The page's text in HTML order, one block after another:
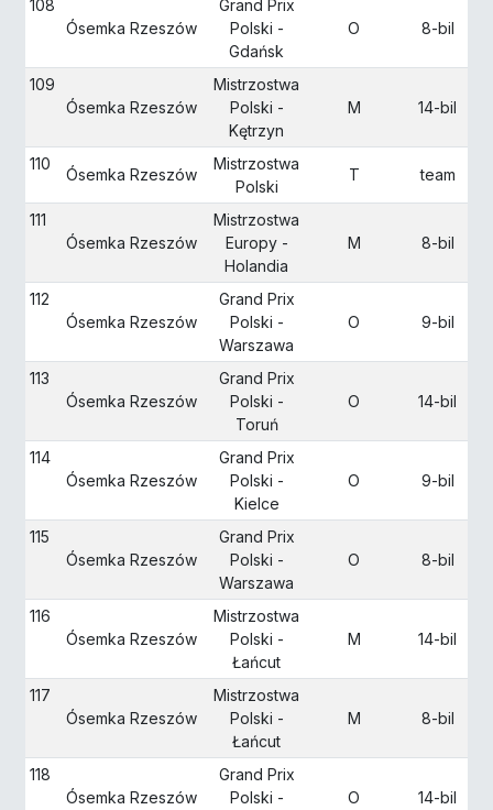
108
Ósemka Rzeszów
Grand Prix
Polski -
Gdańsk
O 8-bil
109
Ósemka Rzeszów
Mistrzostwa
Polski -
Kętrzyn
M 14-bil
110
Ósemka Rzeszów
Mistrzostwa
Polski
T team
111
Ósemka Rzeszów
Mistrzostwa
Europy -
Holandia
M 8-bil
112
Ósemka Rzeszów
Grand Prix
Polski -
Warszawa
O 9-bil
113
Ósemka Rzeszów
Grand Prix
Polski -
Toruń
O 14-bil
114
Ósemka Rzeszów
Grand Prix
Polski -
Kielce
O 9-bil
115
Ósemka Rzeszów
Grand Prix
Polski -
Warszawa
O 8-bil
116
Ósemka Rzeszów
Mistrzostwa
Polski -
Łańcut
M 14-bil
117
Ósemka Rzeszów
Mistrzostwa
Polski -
Łańcut
M 8-bil
118
Ósemka Rzeszów
Grand Prix
Polski -
O 14-bil